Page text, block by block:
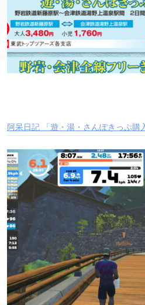
阿呆日記 「遊・湯・さんぽきっぷ購